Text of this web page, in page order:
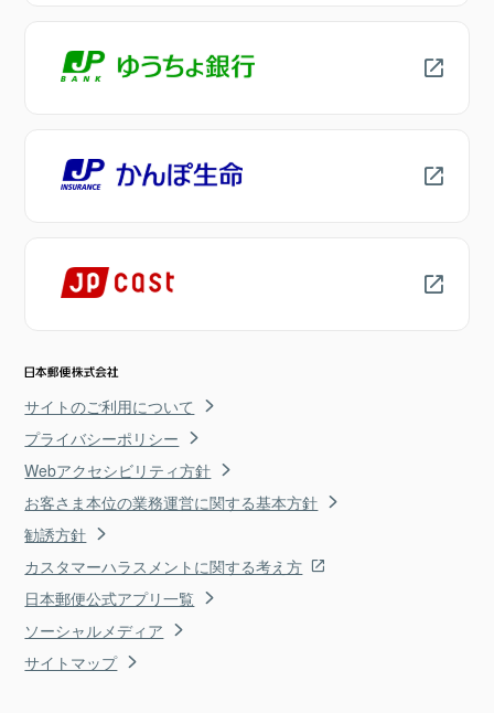
サイトのご利用について
プライバシーポリシー
Webアクセシビリティ方針
お客さま本位の業務運営に関する基本方針
勧誘方針
カスタマーハラスメントに関する考え方
日本郵便公式アプリ一覧
ソーシャルメディア
サイトマップ